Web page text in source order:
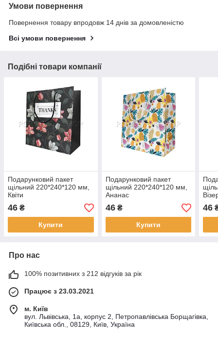
Умови повернення
Повернення товару впродовж 14 днів за домовленістю
Всі умови повернення
Подібні товари компанії
Подарунковий пакет
щільний 220*240*120 мм,
Квіти
46 ₴
Купити
Подарунковий пакет
щільний 220*240*120 мм,
Ананас
46₴
Купити
46
Про нас
100% позитивних з 212 відгуків за рік
Працює з 23.03.2021
м. Київ
вул. Львівська, 1а, корпус 2, Петропавлівська Борщагівка,
Київська обл., 08129, Київ, Україна